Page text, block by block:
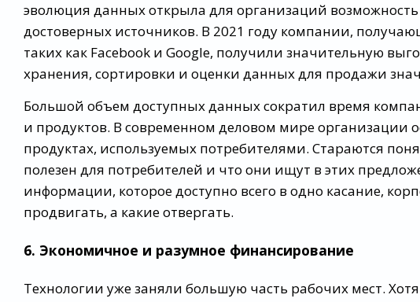
эволюция данных открыла для организаций
достоверных источников. В 2021 году компании,
таких как Facebook и Google, получили значительную
хранения, сортировки и оценки данных для продажи
Большой объем доступных данных сократил время
и продуктов. В современном деловом мире организации
продуктах, используемых потребителями. Стараются
полезен для потребителей и что они ищут в этих
информации, которое доступно всего в одно касание,
продвигать, а какие отвергать.
6. Экономичное и разумное финансирование
Технологии уже заняли большую часть рабочих мест.